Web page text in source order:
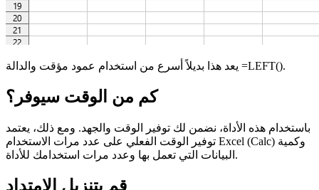
يعد هذا بديلاً أسرع من استخدام عمود مؤقت والدالة =LEFT().
كم من الوقت سيوفر؟
باستخدام هذه الأداة، نضمن لك توفير الوقت والجهد. ومع ذلك، يعتمد
توفير الوقت الفعلي على عدد مرات الاستخدام Excel (Calc) وكمية
البيانات التي تعمل بها وعدد مرات استخدامك للأداة.
قم بتنزيل الامتداد